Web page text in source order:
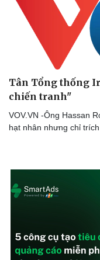
Tân Tổng thống
chiến tranh"
VOV.VN -Ông Hassan
hạt nhân nhưng chỉ